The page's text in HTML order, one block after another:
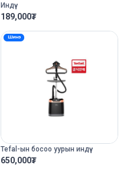
Индүү
189,000₮
Шинэ
Tefal-ын босоо уурын индүү
650,000₮